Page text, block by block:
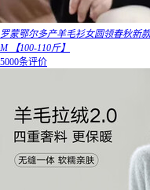
罗蒙鄂尔多产羊毛衫女圆领春秋新
M 【100-110斤】
5000条评价